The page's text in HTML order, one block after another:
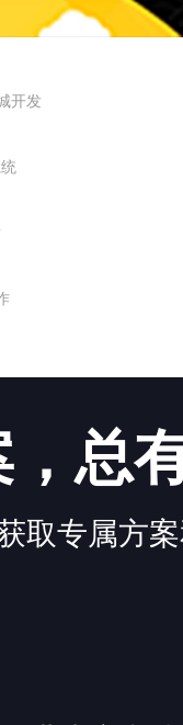
开发
总
取专属方